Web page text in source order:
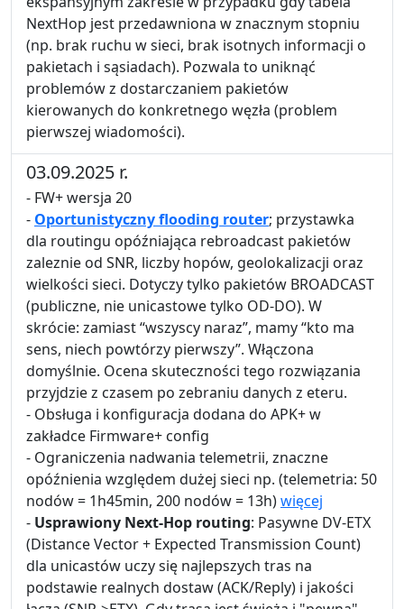
NextHop jest przedawniona w znacznym stopniu
(np. brak ruchu w sieci, brak isotnych informacji o
pakietach i sąsiadach). Pozwala to uniknąć
problemów z dostarczaniem pakietów
kierowanych do konkretnego węzła (problem
pierwszej wiadomości).
03.09.2025 r.
- FW+ wersja 20
- Oportunistyczny flooding router; przystawka
dla routingu opóźniająca rebroadcast pakietów
zaleznie od SNR, liczby hopów, geolokalizacji oraz
wielkości sieci. Dotyczy tylko pakietów BROADCAST
(publiczne, nie unicastowe tylko OD-DO). W
skrócie: zamiast “wszyscy naraz”, mamy “kto ma
sens, niech powtórzy pierwszy”. Włączona
domyślnie. Ocena skuteczności tego rozwiązania
przyjdzie z czasem po zebraniu danych z eteru.
- Obsługa i konfiguracja dodana do APK+ w
zakładce Firmware+ config
- Ograniczenia nadwania telemetrii, znaczne
opóźnienia względem dużej sieci np. (telemetria: 50
nodów = 1h45min, 200 nodów = 13h)więcej
- Usprawiony Next-Hop routing: Pasywne DV‑ETX
(Distance Vector + Expected Transmission Count)
dla unicastów uczy się najlepszych tras na
podstawie realnych dostaw (ACK/Reply) i jakości